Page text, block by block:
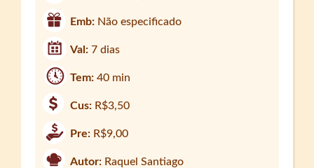
Emb: Não especificado
Val:7 dias
Tem:40 min
Cus: R$3,50
Pre: R$9,00
Autor: Raquel Santiago